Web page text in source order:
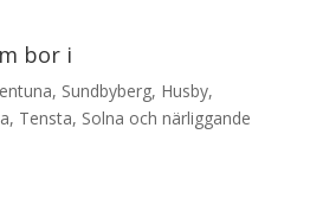
bor i
Sundbyberg, Husby,
Tensta, Solna och närliggande